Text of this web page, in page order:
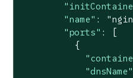
"name" :
"ports" : [
          {
"dnsName"